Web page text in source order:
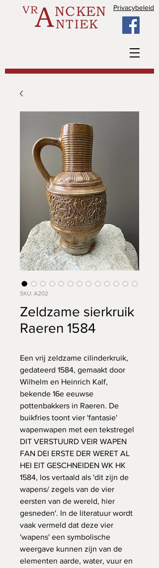
VRANTIEK
Privacybeleid
NCKEN
SKU: A202
Zeldzame sierkruik
Raeren 1584
Een vrij zeldzame cilinderkruik,
gedateerd 1584, gemaakt door
Wilhelm en Heinrich Kalf,
bekende 16e eeuwse
pottenbakkers in Raeren. De
buikfries toont vier 'fantasie'
wapenwapen met een tekstregel
DIT VERSTUURD VEIR WAPEN
FAN DEI ERSTE DER WERET AL
HEI EIT GESCHNEIDEN WK HK
1584, los vertaald als 'dit zijn de
wapens/ zegels van de vier
eersten van de wereld, hier
gesneden'. In de literatuur wordt
vaak vermeld dat deze vier
'wapens' een symbolische
weergave kunnen zijn van de
elementen aarde, water, vuur en